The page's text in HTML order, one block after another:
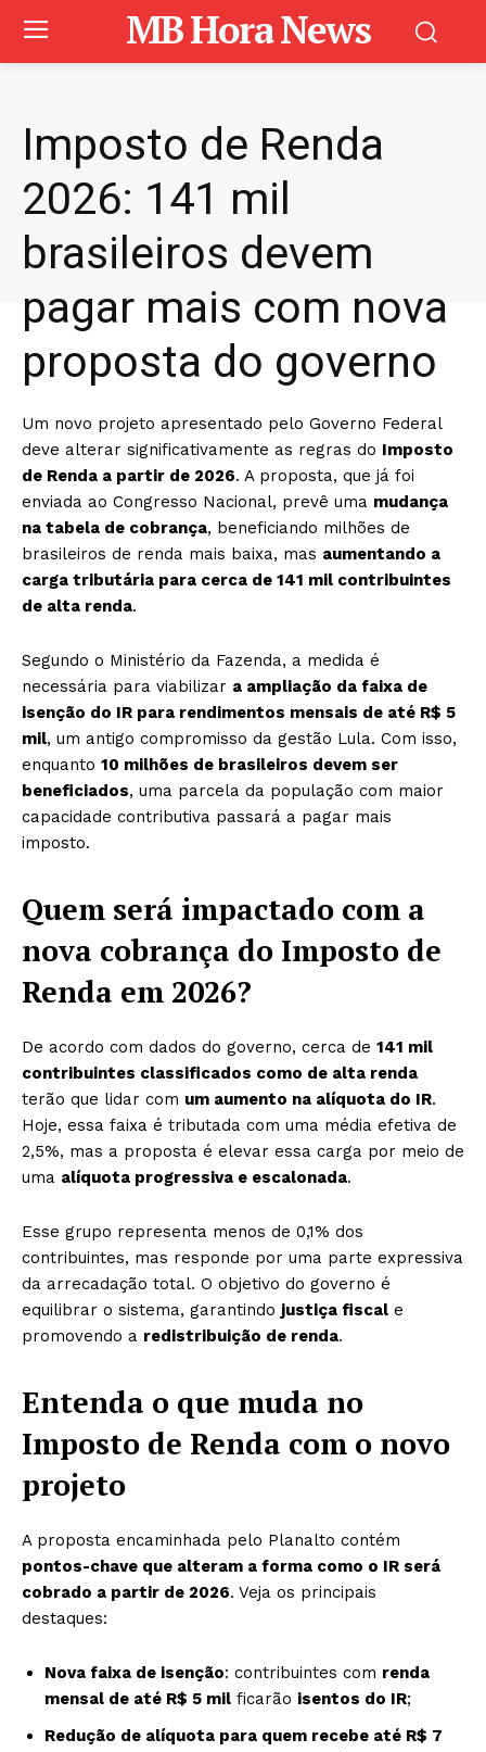
MB Hora News
Imposto de Renda
2026: 141 mil
brasileiros devem
pagar mais com nova
proposta do governo
Um novo projeto apresentado pelo Governo Federal
deve alterar significativamente as regras do Imposto
de Renda a partir de 2026. A proposta, que já foi
enviada ao Congresso Nacional, prevê uma mudança
na tabela de cobrança, beneficiando milhões de
brasileiros de renda mais baixa, mas aumentando a
carga tributária para cerca de 141 mil contribuintes
de alta renda.
Segundo o Ministério da Fazenda, a medida é
necessária para viabilizar a ampliação da faixa de
isenção do IR para rendimentos mensais de até R$ 5
mil, um antigo compromisso da gestão Lula. Com isso,
enquanto 10 milhões de brasileiros devem ser
beneficiados, uma parcela da população com maior
capacidade contributiva passará a pagar mais
imposto.
Quem será impactado com a
nova cobrança do Imposto de
Renda em 2026?
De acordo com dados do governo, cerca de 141 mil
contribuintes classificados como de alta renda
terão que lidar com um aumento na alíquota do IR.
Hoje, essa faixa é tributada com uma média efetiva de
2,5%, mas a proposta é elevar essa carga por meio de
uma alíquota progressiva e escalonada.
Esse grupo representa menos de 0,1% dos
contribuintes, mas responde por uma parte expressiva
da arrecadação total. O objetivo do governo é
equilibrar o sistema, garantindo justiça fiscal e
promovendo a redistribuição de renda.
Entenda o que muda no
Imposto de Renda com o novo
projeto
A proposta encaminhada pelo Planalto contém
pontos-chave que alteram a forma como o IR será
cobrado a partir de 2026. Veja os principais
destaques:
Nova faixa de isenção: contribuintes com renda
mensal de até R$ 5 mil ficarão isentos do IR;
Redução de alíquota para quem recebe até R$ 7